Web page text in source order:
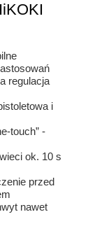
regulacja
i
touch” -
ok. 10 s
przed
nawet